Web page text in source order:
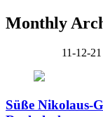
Monthly
11-12-21
Süße Nikolaus-